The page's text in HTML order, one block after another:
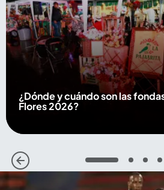
¿Dónde y cuándo son las
Flores 2026?
1 2 3 4